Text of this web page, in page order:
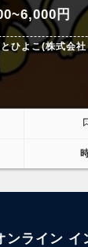
円
ひよこ(株式会
ンライン イ